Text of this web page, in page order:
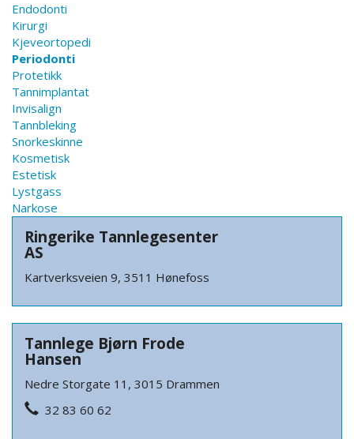
Endodonti
Kirurgi
Kjeveortopedi
Periodonti
Protetikk
Tannimplantat
Invisalign
Tannbleking
Snorkeskinne
Kosmetisk
Estetisk
Lystgass
Narkose
Ringerike Tannlegesenter
AS
Kartverksveien 9, 3511 Hønefoss
Tannlege Bjørn Frode
Hansen
Nedre Storgate 11, 3015 Drammen
32 83 60 62